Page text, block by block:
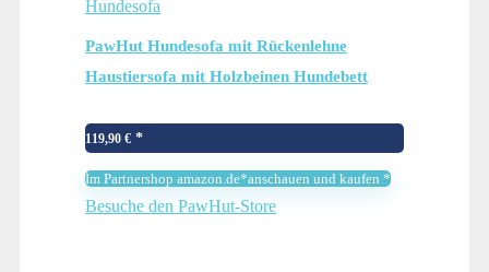
Hundesofa
PawHut Hundesofa mit Rückenlehne
Haustiersofa mit Holzbeinen Hundebett
98,5×60,5×35,5 cm
119,90 €
Im Partnershop amazon.de*anschauen und kaufen *
Besuche den PawHut-Store